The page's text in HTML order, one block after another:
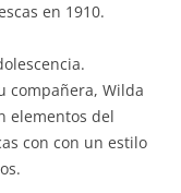
en 1910.
compañera, Wilda
elementos del
con con un estilo